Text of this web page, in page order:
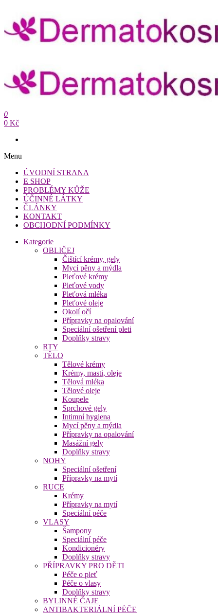
obsah
Dermatokosmetika.cz
Dermatokosmetika.cz
0
0 Kč
Menu
ÚVODNÍ STRANA
E SHOP
PROBLÉMY KŮŽE
ÚČINNÉ LÁTKY
ČLÁNKY
KONTAKT
OBCHODNÍ PODMÍNKY
Kategorie
OBLIČEJ
Čištící krémy, gely
Mycí pěny a mýdla
Pleťové krémy
Pleťové vody
Pleťová mléka
Pleťové oleje
Okolí očí
Přípravky na opalování
Speciální ošetření pleti
Doplňky stravy
RTY
TĚLO
Tělové krémy
Krémy, masti, oleje
Tělová mléka
Tělové oleje
Koupele
Sprchové gely
Intimní hygiena
Mycí pěny a mýdla
Přípravky na opalování
Masážní gely
Doplňky stravy
NOHY
Speciální ošetření
Přípravky na mytí
RUCE
Krémy
Přípravky na mytí
Speciální péče
VLASY
Šampony
Speciální péče
Kondicionéry
Doplňky stravy
PŘÍPRAVKY PRO DĚTI
Péče o pleť
Péče o vlasy
Doplňky stravy
BYLINNÉ ČAJE
ANTIBAKTERIÁLNÍ PÉČE